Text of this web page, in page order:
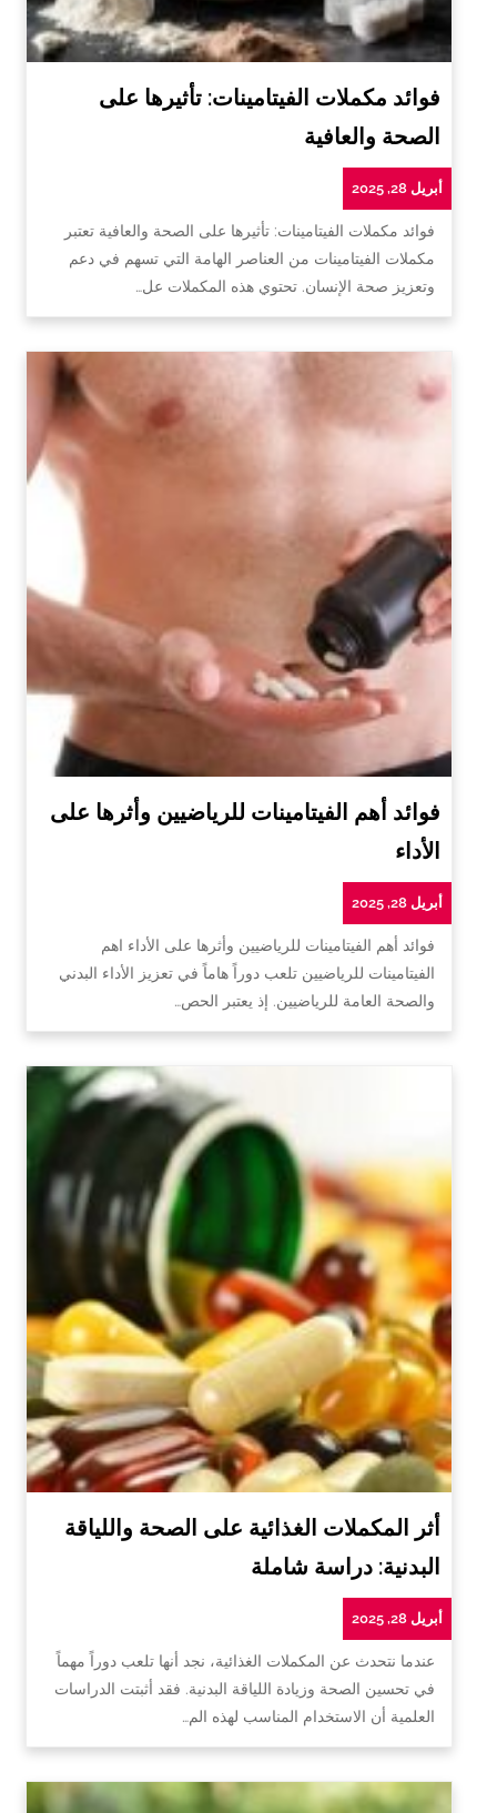
فوائد مكملات الفيتامينات: تأثيرها على
الصحة والعافية
أبريل 28, 2025
فوائد مكملات الفيتامينات: تأثيرها على الصحة والعافية تعتبر
مكملات الفيتامينات من العناصر الهامة التي تسهم في دعم
وتعزيز صحة الإنسان. تحتوي هذه المكملات عل…
فوائد أهم الفيتامينات للرياضيين وأثرها على
الأداء
أبريل 28, 2025
فوائد أهم الفيتامينات للرياضيين وأثرها على الأداء اهم
الفيتامينات للرياضيين تلعب دوراً هاماً في تعزيز الأداء البدني
والصحة العامة للرياضيين. إذ يعتبر الحص…
أثر المكملات الغذائية على الصحة واللياقة
البدنية: دراسة شاملة
أبريل 28, 2025
عندما نتحدث عن المكملات الغذائية، نجد أنها تلعب دوراً مهماً
في تحسين الصحة وزيادة اللياقة البدنية. فقد أثبتت الدراسات
العلمية أن الاستخدام المناسب لهذه الم…